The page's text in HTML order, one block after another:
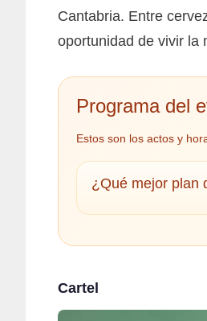
Cantabria. Entre
oportunidad de vivir la
Programa del
Estos son los actos y
¿Qué mejor plan
Cartel